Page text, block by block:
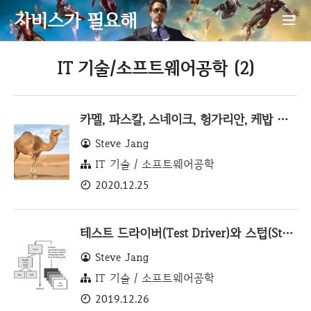
자비스가 필요해
IT 기술/소프트웨어공학 (2)
카멜, 파스칼, 스네이크, 헝가리안, 케밥 표기법 정리
Steve Jang
IT 기술 / 소프트웨어공학
2020.12.25
테스트 드라이버(Test Driver)와 스텁(Stub)
Steve Jang
IT 기술 / 소프트웨어공학
2019.12.26